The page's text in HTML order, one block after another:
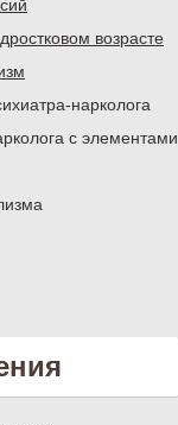
возрасте
нарколога
с элементами